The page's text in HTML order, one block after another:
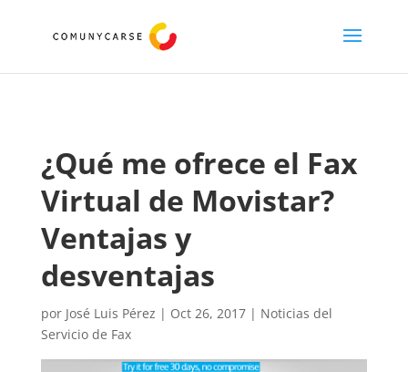
¿Qué me ofrece el Fax
Virtual de Movistar?
Ventajas y
desventajas
por José Luis Pérez | Oct 26, 2017| Noticias del
Servicio de Fax